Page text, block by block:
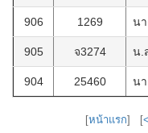
906 1269 น
905 จ3274 น.
904 25460 น
[หน้าแรก] [